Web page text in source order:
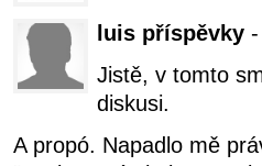
luis příspěvky
Jistě, v tomto
diskusi.
A propó. Napadlo mě